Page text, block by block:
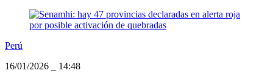
Perú
16/01/2026
14:48